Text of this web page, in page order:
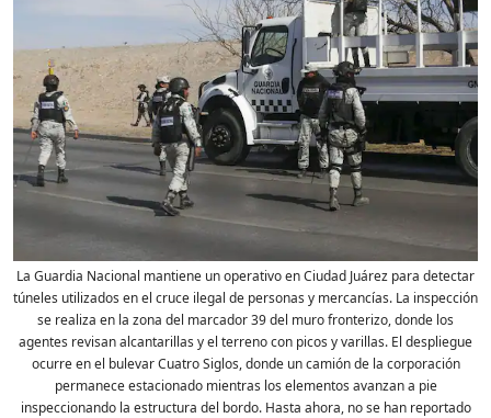
La Guardia Nacional mantiene un operativo en Ciudad Juárez para detectar
túneles utilizados en el cruce ilegal de personas y mercancías. La inspección
se realiza en la zona del marcador 39 del muro fronterizo, donde los
agentes revisan alcantarillas y el terreno con picos y varillas. El despliegue
ocurre en el bulevar Cuatro Siglos, donde un camión de la corporación
permanece estacionado mientras los elementos avanzan a pie
inspeccionando la estructura del bordo. Hasta ahora, no se han reportado